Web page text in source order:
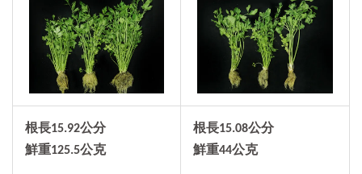
根長15.92公分
鮮重125.5公克
根長15.08公分
鮮重44公克